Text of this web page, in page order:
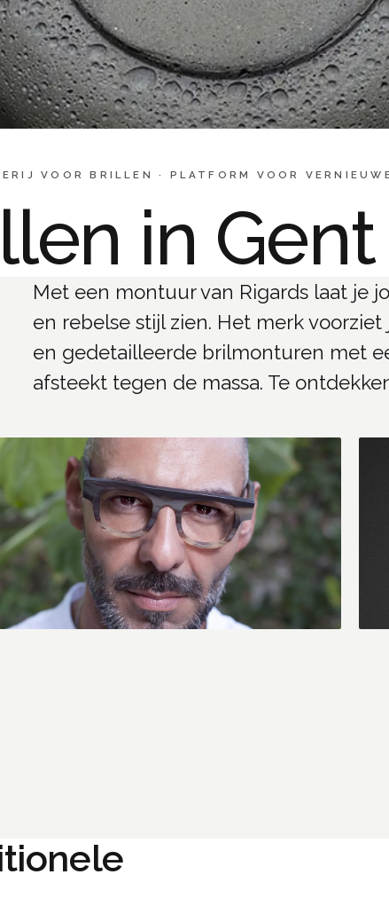
VOOR BRILLEN · PLATFORM VOOR
in Gent
Met een montuur van Rigards laat je
en rebelse stijl zien. Het merk
en gedetailleerde brilmonturen met
afsteekt tegen de massa. Te